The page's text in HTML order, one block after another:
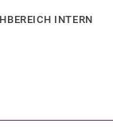
direkt zu: Inhalt
zu: Suche
direkt zu:INTERN